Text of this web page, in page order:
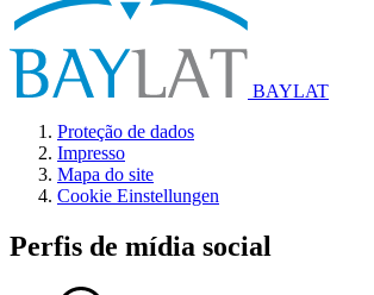
BAYLAT
Proteção de dados
Impresso
Mapa do site
Cookie Einstellungen
Perfis de mídia social